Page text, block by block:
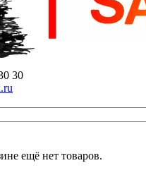
30
ещё нет товаров.